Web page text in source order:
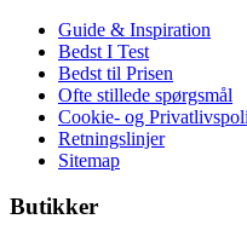
Guide & Inspiration
Bedst I Test
Bedst til Prisen
Ofte stillede spørgsmål
Cookie- og
Retningslinjer
Sitemap
Butikker